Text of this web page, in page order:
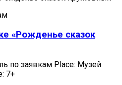
«Рожденье сказок
по заявкам Place: Музей
7+